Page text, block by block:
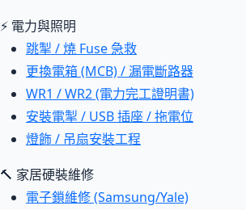
⚡ 電力與照明
跳掣 / 燒 Fuse 急救
更換電箱 (MCB) / 漏電斷路器
WR1 / WR2 (電力完工證明書)
安裝電掣 / USB 插座 / 拖電位
燈飾 / 吊扇安裝工程
🔨 家居硬裝維修
電子鎖維修 (Samsung/Yale)